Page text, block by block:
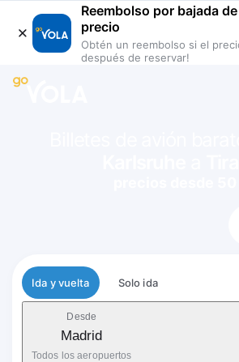
Reembolso por bajada de
precio
Obtén un reembolso si el
después de reservar!
Tipo de vuelo
Ida y vuelta Solo ida
Desde
Madrid
Todos los aeropuertos